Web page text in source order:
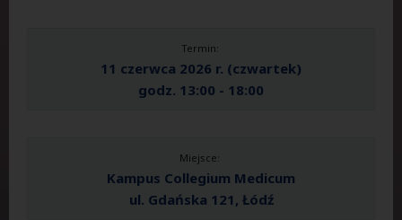
Termin:
11 czerwca 2026 r. (czwartek)
godz. 13:00 - 18:00
Miejsce:
Kampus Collegium Medicum
ul. Gdańska 121, Łódź